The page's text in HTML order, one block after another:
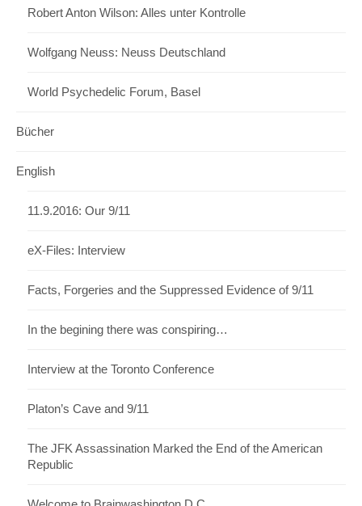
Robert Anton Wilson: Alles unter Kontrolle
Wolfgang Neuss: Neuss Deutschland
World Psychedelic Forum, Basel
Bücher
English
11.9.2016: Our 9/11
eX-Files: Interview
Facts, Forgeries and the Suppressed Evidence of 9/11
In the begining there was conspiring…
Interview at the Toronto Conference
Platon’s Cave and 9/11
The JFK Assassination Marked the End of the American
Republic